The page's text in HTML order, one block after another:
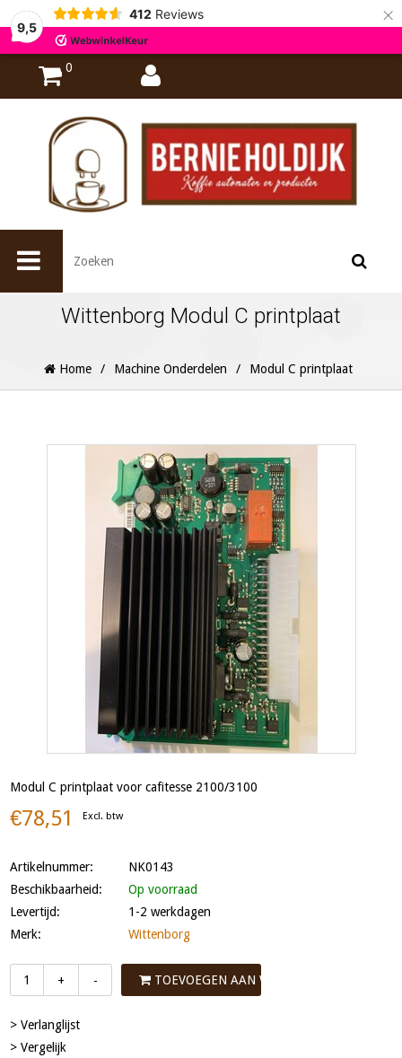
9,5
412 Reviews ×
0
Wittenborg Modul C printplaat
Home / Machine Onderdelen / Modul C printplaat
Modul C printplaat voor cafitesse 2100/3100
€78,51 Excl. btw
Artikelnummer:
NK0143
Beschikbaarheid:
Op voorraad
Levertijd:
1-2 werkdagen
Merk:
Wittenborg
+ - TOEVOEGEN AAN WINKELWAGEN
> Verlanglijst
> Vergelijk